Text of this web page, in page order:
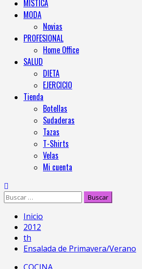
MISTICA
MODA
Novias
PROFESIONAL
Home Office
SALUD
DIETA
EJERCICIO
Tienda
Botellas
Sudaderas
Tazas
T-Shirts
Velas
Mi cuenta
Inicio
2012
th
Ensalada de Primavera/Verano